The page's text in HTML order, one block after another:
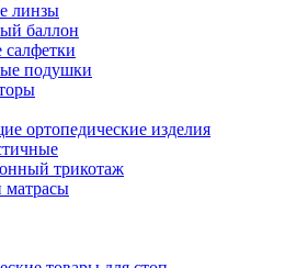
линзы
баллон
подушки
ортопедические изделия
трикотаж